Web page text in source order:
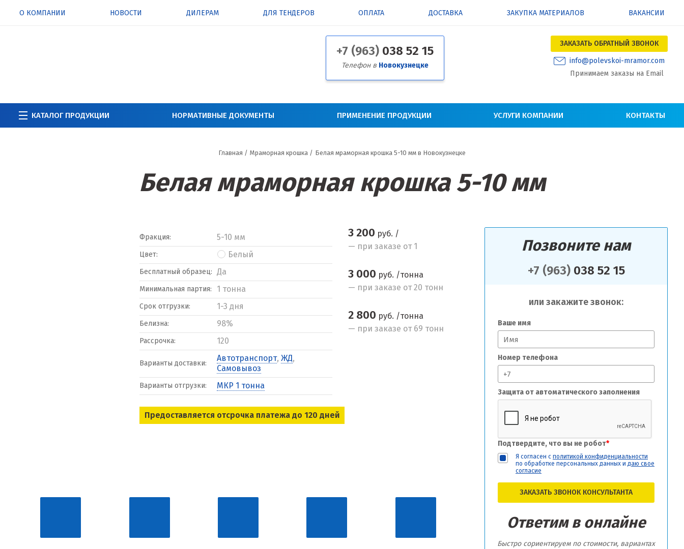
О КОМПАНИИ НОВОСТИ ДИЛЕРАМ ДЛЯ ТЕНДЕРОВ ОПЛАТА ДОСТАВКА ЗАКУПКА МАТЕРИАЛОВ ВАКАНСИИ
+7 (963) 038 52 15
Телефон в Новокузнецке
ЗАКАЗАТЬ ОБРАТНЫЙ ЗВОНОК
info@polevskoi-mramor.com
Принимаем заказы на Email
КАТАЛОГ ПРОДУКЦИИ НОРМАТИВНЫЕ ДОКУМЕНТЫ ПРИМЕНЕНИЕ ПРОДУКЦИИ УСЛУГИ КОМПАНИИ КОНТАКТЫ
Главная / Мраморная крошка / Белая мраморная крошка 5-10 мм в Новокузнецке
Белая мраморная крошка 5-10 мм
Позвоните нам
+7 (963)038 52 15
или закажите звонок:
Ваше имя
Номер телефона
Защита от автоматического заполнения
Подтвердите, что вы не робот*
Я согласен с политикой конфиденциальности
по обработке персональных данных и даю свое
согласие
ЗАКАЗАТЬ ЗВОНОК КОНСУЛЬТАНТА
Ответим в онлайне
Быстро сориентируем по стоимости, вариантах
Фракция: 5-10 мм
Цвет: Белый
Бесплатный образец: Да
Минимальная партия: 1 тонна
Срок отгрузки: 1-3 дня
Белизна: 98%
Рассрочка: 120
Варианты доставки:
Автотранспорт, ЖД,
Самовывоз
Варианты отгрузки: МКР 1 тонна
Предоставляется отсрочка платежа до 120 дней
3 200 руб. /
— при заказе от 1
3 000 руб. /тонна
— при заказе от 20 тонн
2 800 руб. /тонна
— при заказе от 69 тонн